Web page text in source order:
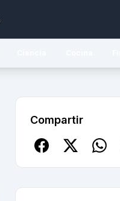
Compartir